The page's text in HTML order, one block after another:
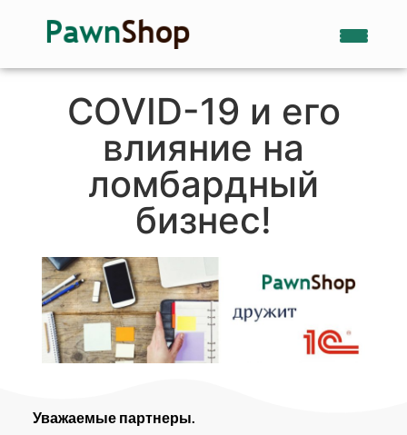
COVID-19 и его
влияние на
ломбардный
бизнес!
Уважаемые партнеры.